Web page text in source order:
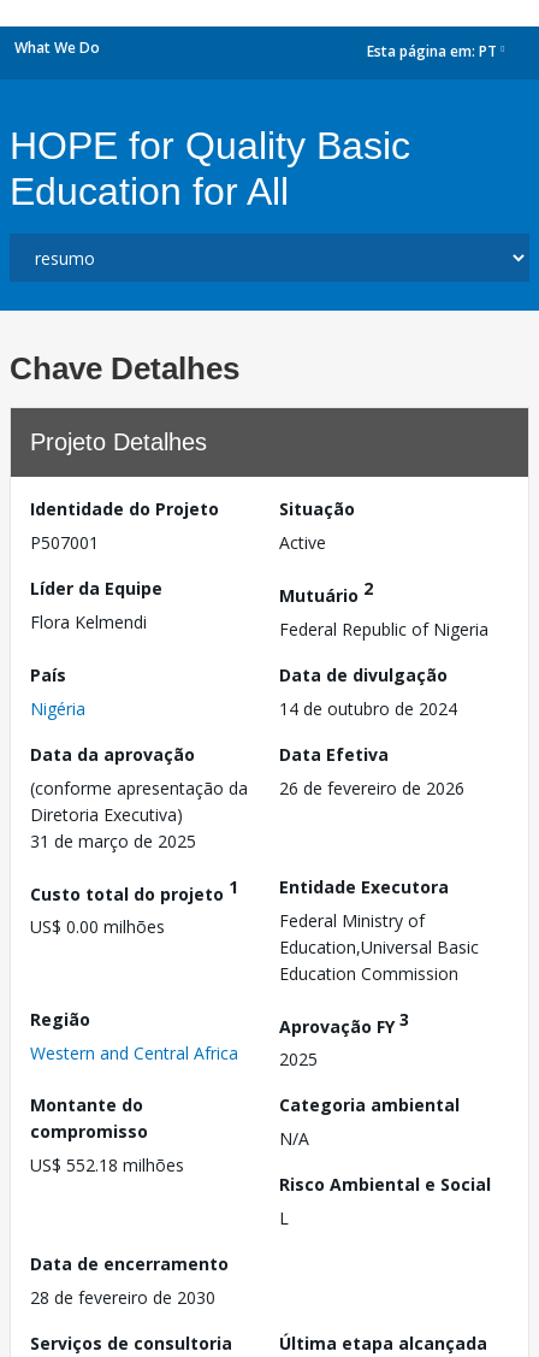
What We Do Esta página em: PT
HOPE for Quality Basic
Education for All
Chave Detalhes
Projeto Detalhes
Identidade do Projeto
P507001
Situação
Active
Líder da Equipe
Flora Kelmendi
Mutuário 2
Federal Republic of Nigeria
País
Nigéria
Data de divulgação
14 de outubro de 2024
Data da aprovação
(conforme apresentação da
Diretoria Executiva)
31 de março de 2025
Data Efetiva
26 de fevereiro de 2026
Custo total do projeto 1
US$ 0.00 milhões
Entidade Executora
Federal Ministry of
Education,Universal Basic
Education Commission
Região
Western and Central Africa
Aprovação FY3
2025
Montante do
compromisso
US$ 552.18 milhões
Categoria ambiental
N/A
Risco Ambiental e Social
L
Data de encerramento
28 de fevereiro de 2030
Serviços de consultoria
Última etapa alcançada